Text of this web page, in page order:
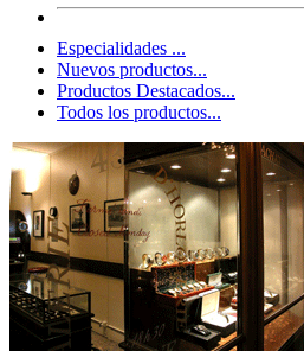
Especialidades ...
Nuevos productos...
Productos Destacados...
Todos los productos...